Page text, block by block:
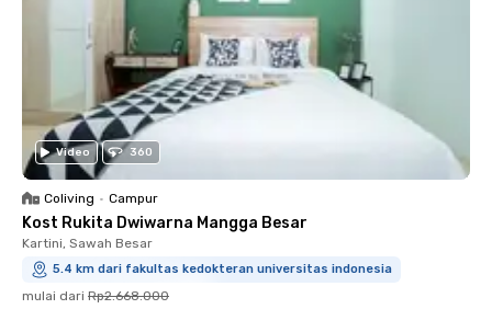
Video 360
Coliving • Campur
Kost Rukita Dwiwarna Mangga Besar
Kartini, Sawah Besar
5.4 km dari fakultas kedokteran universitas indonesia
mulai dari Rp2.668.000